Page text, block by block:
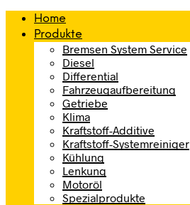
Home
Produkte
Bremsen System Service
Diesel
Differential
Fahrzeugaufbereitung
Getriebe
Klima
Kraftstoff-Additive
Kraftstoff-Systemreiniger
Kühlung
Lenkung
Motoröl
Spezialprodukte